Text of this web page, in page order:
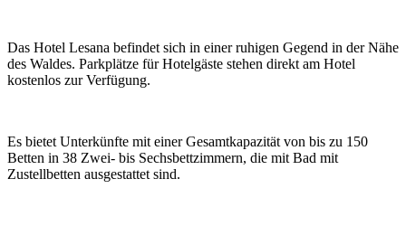
Das Hotel Lesana befindet sich in einer ruhigen Gegend in der Nähe
des Waldes. Parkplätze für Hotelgäste stehen direkt am Hotel
kostenlos zur Verfügung.
Es bietet Unterkünfte mit einer Gesamtkapazität von bis zu 150
Betten in 38 Zwei- bis Sechsbettzimmern, die mit Bad mit
Zustellbetten ausgestattet sind.